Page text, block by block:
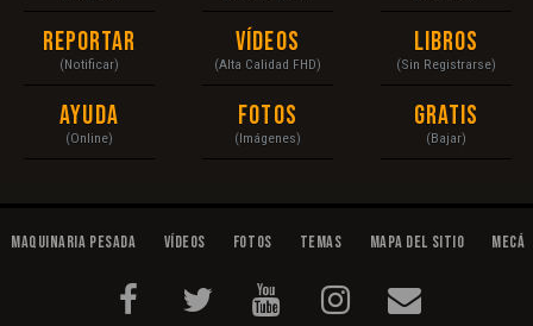
Reportar
(Notificar)
Ayuda
(Online)
Vídeos
(Alta Calidad FHD)
Fotos
(Imágenes)
Libros
(Sin Registrarse)
Gratis
(Bajar)
Maquinaria Pesada Vídeos Fotos Temas Mapa del Sitio